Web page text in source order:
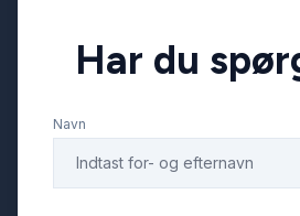
Har du
Navn